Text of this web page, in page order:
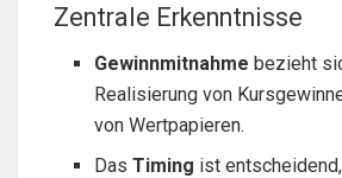
Zentrale Erkenntnisse
Gewinnmitnahme bezieht
Realisierung von
von Wertpapieren.
DasTiming ist